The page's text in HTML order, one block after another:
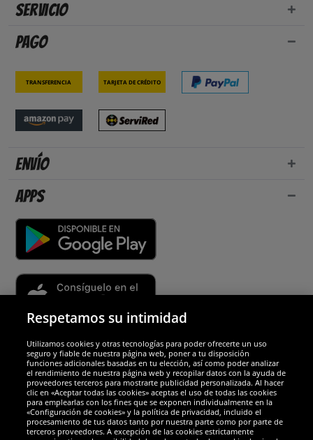
Servicio
Pago
Transferencia Tarjeta de crédito
Envío
Apps
Socios y seguridad
Galardones
Respetamos su intimidad
Utilizamos cookies y otras tecnologías para poder ofrecerte un uso
seguro y fiable de nuestra página web, poner a tu disposición
funciones adicionales basadas en tu elección, así como poder analizar
el rendimiento de nuestra página web y recopilar datos con la ayuda de
proveedores terceros para mostrarte publicidad personalizada. Al hacer
clic en «Aceptar todas las cookies» aceptas el uso de todas las cookies
para emplearlas con los fines que se exponen individualmente en la
«Configuración de cookies» y la política de privacidad, incluido el
procesamiento de tus datos tanto por nuestra parte como por parte de
terceros proveedores. A excepción de las cookies estrictamente